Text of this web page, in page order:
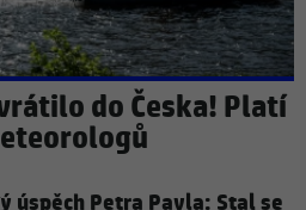
do Česka! Platí
úspěch Petra Pavla: Stal se